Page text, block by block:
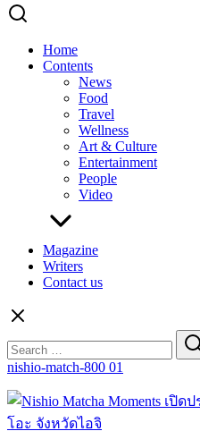
Home
Contents
News
Food
Travel
Wellness
Art & Culture
Entertainment
People
Video
Magazine
Writers
Contact us
for:
nishio-match-800 01